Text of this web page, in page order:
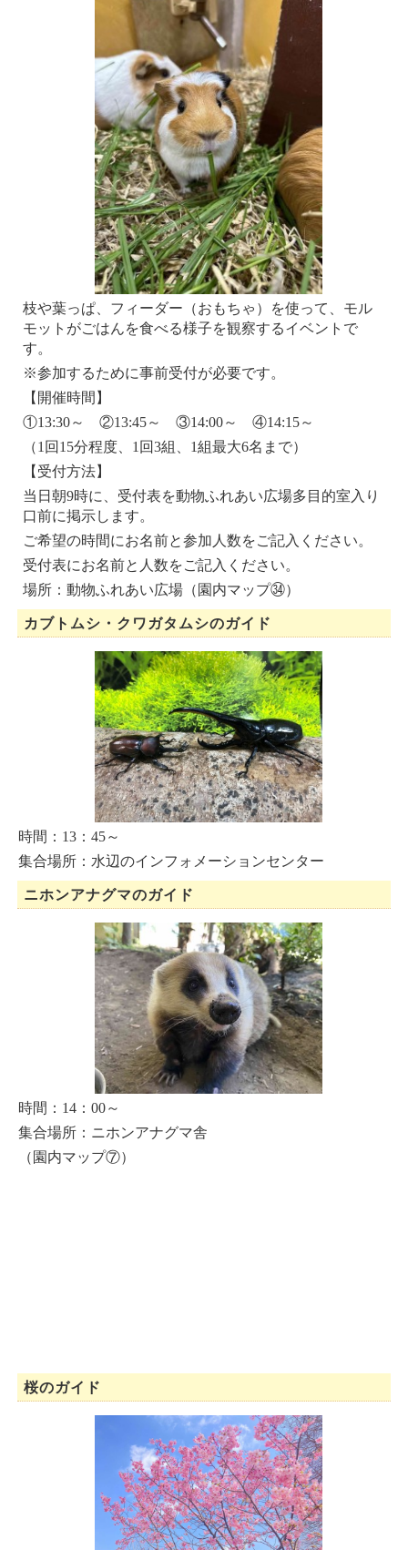
枝や葉っぱ、フィーダー（おもちゃ）を使って、モル
モットがごはんを食べる様子を観察するイベントで
す。
※参加するために事前受付が必要です。
【開催時間】
①13:30～ ②13:45～ ③14:00～ ④14:15～
（1回15分程度、1回3組、1組最大6名まで）
【受付方法】
当日朝9時に、受付表を動物ふれあい広場多目的室入り
口前に掲示します。
ご希望の時間にお名前と参加人数をご記入ください。
受付表にお名前と人数をご記入ください。
場所：動物ふれあい広場（園内マップ㉞）
カブトムシ・クワガタムシのガイド
時間：13：45～
集合場所：水辺のインフォメーションセンター
ニホンアナグマのガイド
時間：14：00～
集合場所：ニホンアナグマ舎
（園内マップ⑦）
桜のガイド